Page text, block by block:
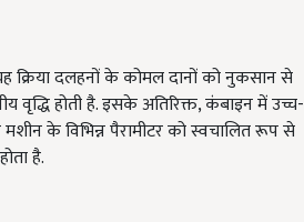
यह क्रिया दलहनों के कोमल दानों को नुकसान से
वृद्धि होती है. इसके अतिरिक्त, कंबाइन में उच्च-
के विभिन्न पैरामीटर को स्वचालित रूप से
है.